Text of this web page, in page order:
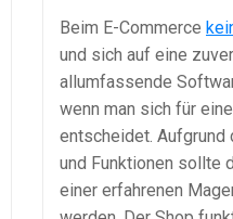
Beim E-Commerce
und sich auf eine
allumfassende
wenn man sich für
entscheidet. Aufgrund
und Funktionen sollte
einer erfahrenen